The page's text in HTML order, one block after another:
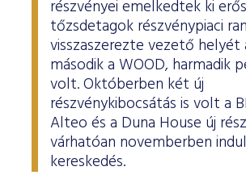
részvényei emelkedtek ki
tőzsdetagok részvénypiaci
visszaszerezte vezető helyét
második a WOOD, harmadik
volt. Októberben két új
részvénykibocsátás is volt a
Alteo és a Duna House új
várhatóan novemberben
kereskedés.